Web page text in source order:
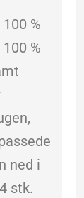
%
%
ned i
stk.